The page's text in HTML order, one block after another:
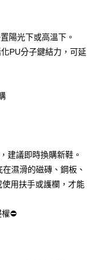
請聯繫「AFTEE先享後付
先享後付」服務完成之交
交易相關給付款項請求債
人之同意方可使用
失，本公司不負相關責
之用戶狀況，依本公司即
形，本公司將視審查結果
若發現惡意使用之情形，
度並採取法律行動。
陽光下或高溫下。
PU分子鍵結力，可延
建議即時換購新鞋。
濕滑的磁磚、鋼板、
用扶手或護欄，才能
⛔